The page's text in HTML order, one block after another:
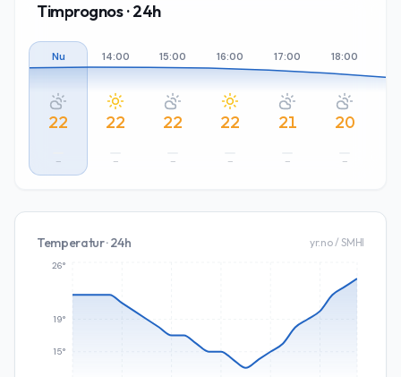
Timprognos · 24h
Nu
22
–
14:00
22
–
15:00
22
–
16:00
22
–
17:00
21
–
18:00
20
–
Temperatur · 24h yr.no / SMHI
15°
19°
26°